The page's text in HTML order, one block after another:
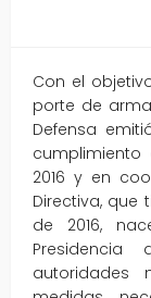
Con el
porte de
Defensa
cumplimiento
2016 y en
Directiva, que
de 2016,
autoridades